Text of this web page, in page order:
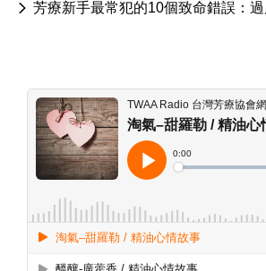
芳療新手最常犯的10個致命錯誤：過